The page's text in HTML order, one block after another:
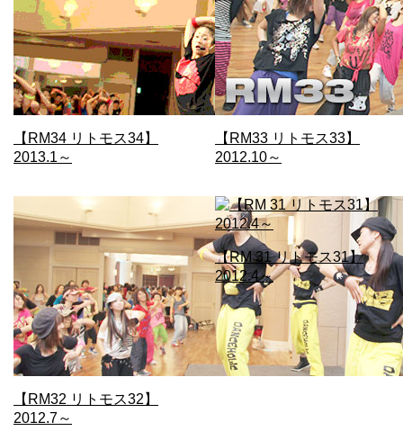
【RM34 リトモス34】
2013.1～
【RM33 リトモス33】
2012.10～
【RM32 リトモス32】
2012.7～
【RM 31 リトモス31】
2012.4～